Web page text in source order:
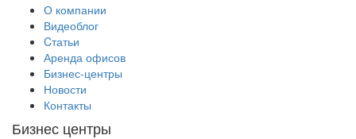
О компании
Видеоблог
Cтатьи
Аренда офисов
Бизнес-центры
Новости
Контакты
Бизнес центры